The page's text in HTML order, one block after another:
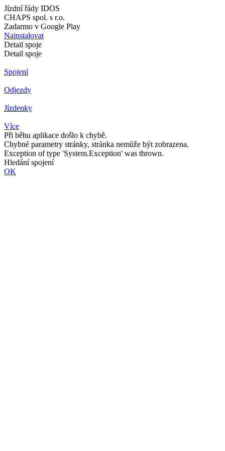
Jízdní řády IDOS
CHAPS spol. s r.o.
Zadarmo v Google Play
Nainstalovat
Detail spoje
Detail spoje
Spojení
Odjezdy
Jízdenky
Více
Při běhu aplikace došlo k chybě.
Chybné parametry stránky, stránka nemůže být zobrazena.
Exception of type 'System.Exception' was thrown.
Hledání spojení
OK